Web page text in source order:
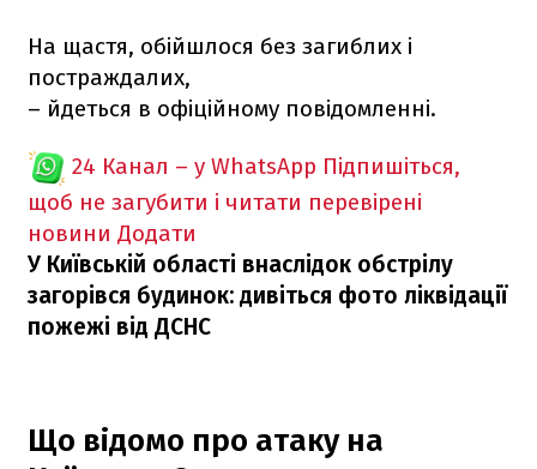
На щастя, обійшлося без загиблих і
постраждалих,
– йдеться в офіційному повідомленні.
24 Канал – у WhatsApp Підпишіться,
щоб не загубити і читати перевірені
новини Додати
У Київській області внаслідок обстрілу
загорівся будинок: дивіться фото ліквідації
пожежі від ДСНС
Що відомо про атаку на